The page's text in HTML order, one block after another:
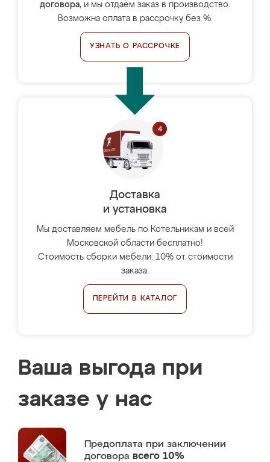
договора, и мы отдаём заказ в производство.
Возможна оплата в рассрочку без %.
УЗНАТЬ О РАССРОЧКЕ
Доставка
и установка
Мы доставляем мебель по Котельникам и всей
Московской области бесплатно!
Стоимость сборки мебели: 10% от стоимости
заказа.
ПЕРЕЙТИ В КАТАЛОГ
Ваша выгода при
заказе у нас
Предоплата при заключении
договора всего 10%